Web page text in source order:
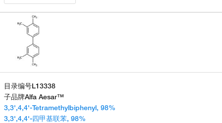
目录编号L13338
子品牌Alfa Aesar™
3,3',4,4'-Tetramethylbiphenyl, 98%
3,3',4,4'-四甲基联苯, 98%